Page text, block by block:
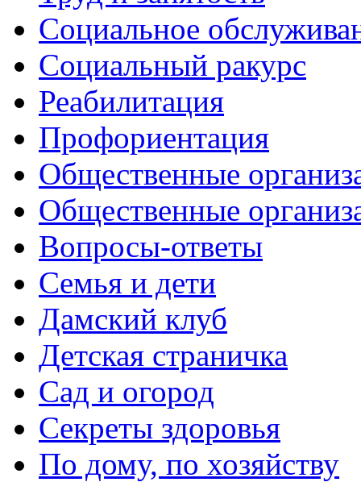
Социальное
Социальный ракурс
Реабилитация
Профориентация
Общественные
Общественные
Вопросы-ответы
Семья и дети
Дамский клуб
Детская страничка
Сад и огород
Секреты здоровья
По дому, по хозяйству